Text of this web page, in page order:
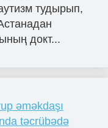
аутизм тудырып,
докт...
əməkdaşı
təcrübədə